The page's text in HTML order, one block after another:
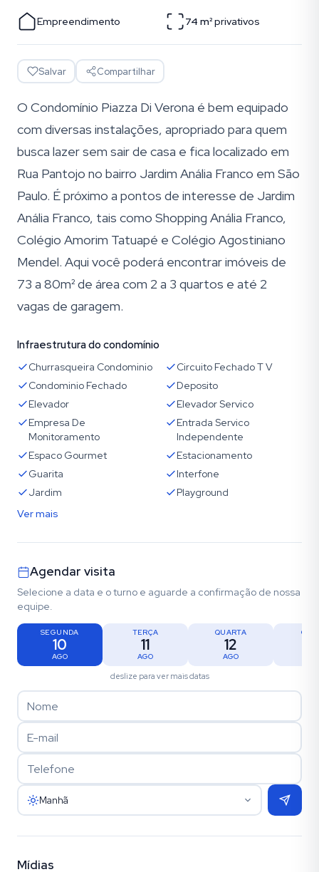
Empreendimento 74 m²privativos
Salvar Compartilhar
O Condomínio Piazza Di Verona é bem equipado
com diversas instalações, apropriado para quem
busca lazer sem sair de casa e fica localizado em
Rua Pantojo no bairro Jardim Anália Franco em São
Paulo. É próximo a pontos de interesse de Jardim
Anália Franco, tais como Shopping Anália Franco,
Colégio Amorim Tatuapé e Colégio Agostiniano
Mendel. Aqui você poderá encontrar imóveis de
73 a 80m² de área com 2 a 3 quartos e até 2
vagas de garagem.
Infraestrutura do condomínio
Churrasqueira Condominio
Circuito Fechado T V
Condominio Fechado
Deposito
Elevador
Elevador Servico
Empresa De
Monitoramento
Entrada Servico
Independente
Espaco Gourmet
Estacionamento
Guarita
Interfone
Jardim
Playground
Ver mais
Agendar visita
Selecione a data e o turno e aguarde a confirmação de nossa
equipe.
SEGUNDA
10
AGO
TERÇA
11
AGO
QUARTA
12
AGO
deslize para ver mais datas
Manhã
Mídias